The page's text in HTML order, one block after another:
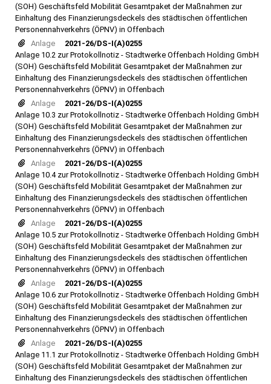
(SOH) Geschäftsfeld Mobilität Gesamtpaket der Maßnahmen zur
Einhaltung des Finanzierungsdeckels des städtischen öffentlichen
Personennahverkehrs (ÖPNV) in Offenbach
Anlage
2021-26/DS-I(A)0255
Anlage 10.2 zur Protokollnotiz - Stadtwerke Offenbach Holding GmbH
(SOH) Geschäftsfeld Mobilität Gesamtpaket der Maßnahmen zur
Einhaltung des Finanzierungsdeckels des städtischen öffentlichen
Personennahverkehrs (ÖPNV) in Offenbach
Anlage
2021-26/DS-I(A)0255
Anlage 10.3 zur Protokollnotiz - Stadtwerke Offenbach Holding GmbH
(SOH) Geschäftsfeld Mobilität Gesamtpaket der Maßnahmen zur
Einhaltung des Finanzierungsdeckels des städtischen öffentlichen
Personennahverkehrs (ÖPNV) in Offenbach
Anlage
2021-26/DS-I(A)0255
Anlage 10.4 zur Protokollnotiz - Stadtwerke Offenbach Holding GmbH
(SOH) Geschäftsfeld Mobilität Gesamtpaket der Maßnahmen zur
Einhaltung des Finanzierungsdeckels des städtischen öffentlichen
Personennahverkehrs (ÖPNV) in Offenbach
Anlage
2021-26/DS-I(A)0255
Anlage 10.5 zur Protokollnotiz - Stadtwerke Offenbach Holding GmbH
(SOH) Geschäftsfeld Mobilität Gesamtpaket der Maßnahmen zur
Einhaltung des Finanzierungsdeckels des städtischen öffentlichen
Personennahverkehrs (ÖPNV) in Offenbach
Anlage
2021-26/DS-I(A)0255
Anlage 10.6 zur Protokollnotiz - Stadtwerke Offenbach Holding GmbH
(SOH) Geschäftsfeld Mobilität Gesamtpaket der Maßnahmen zur
Einhaltung des Finanzierungsdeckels des städtischen öffentlichen
Personennahverkehrs (ÖPNV) in Offenbach
Anlage
2021-26/DS-I(A)0255
Anlage 11.1 zur Protokollnotiz - Stadtwerke Offenbach Holding GmbH
(SOH) Geschäftsfeld Mobilität Gesamtpaket der Maßnahmen zur
Einhaltung des Finanzierungsdeckels des städtischen öffentlichen